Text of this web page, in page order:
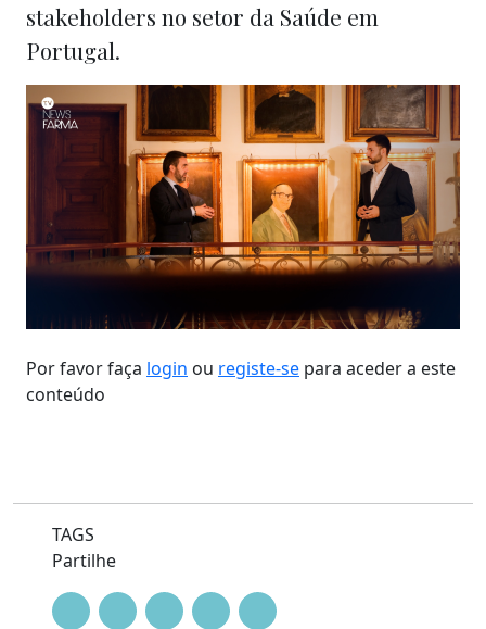
stakeholders no setor da Saúde em
Portugal.
Por favor faça login ou registe-se para aceder a este
conteúdo
TAGS
Partilhe